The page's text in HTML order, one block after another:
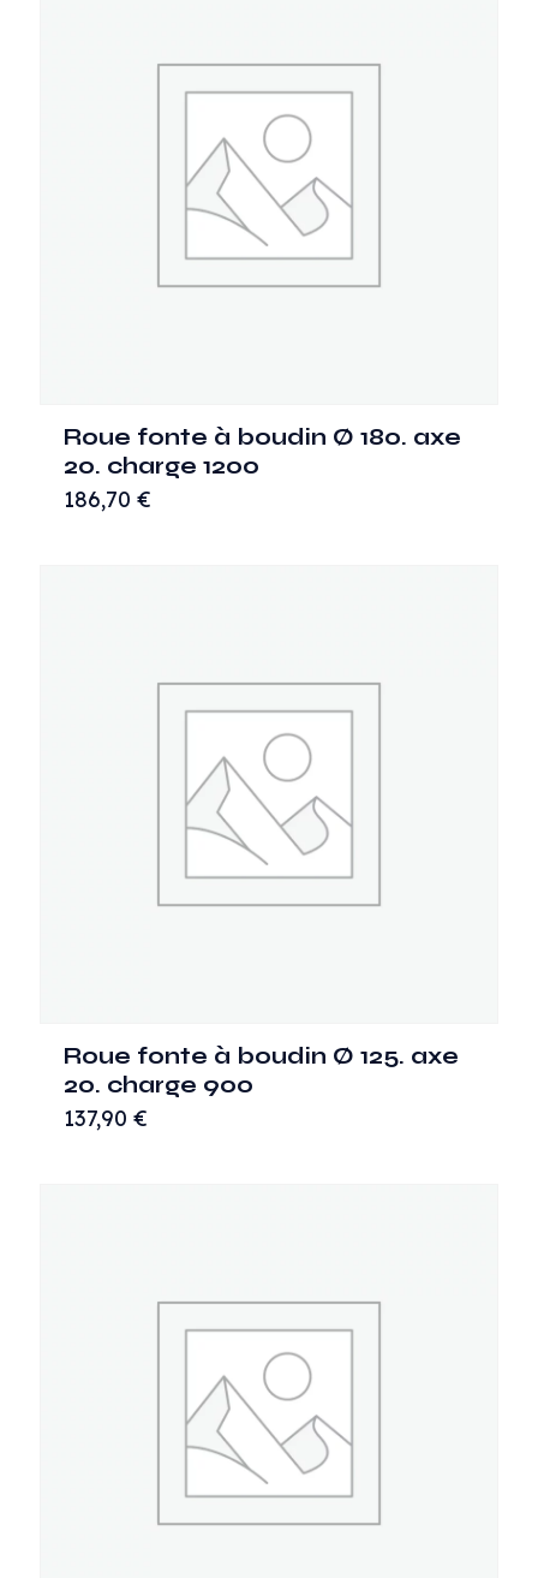
Roue fonte à boudin Ø 180. axe
20. charge 1200
186,70 €
Roue fonte à boudin Ø 125. axe
20. charge 900
137,90 €